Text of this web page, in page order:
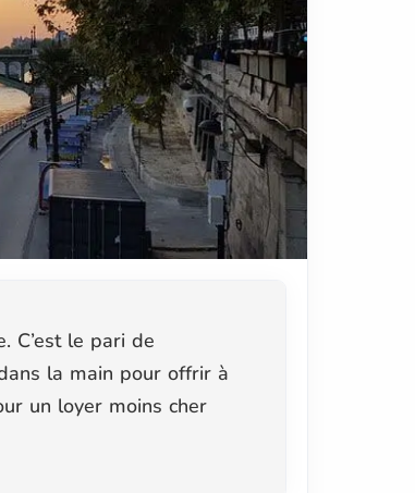
C’est le pari de
la main pour offrir à
un loyer moins cher